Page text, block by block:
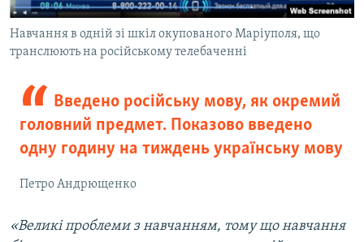
Навчання в одній зі шкіл окупованого Маріуполя, що
транслюють на російському телебаченні
Введено російську мову, як окремий
головний предмет. Показово введено
одну годину на тиждень українську мову
Петро Андрющенко
«Великі проблеми з навчанням, тому що навчання